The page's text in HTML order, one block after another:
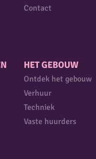
Contact
HET GEBOUW
Ontdek het gebouw
Verhuur
Techniek
Vaste huurders